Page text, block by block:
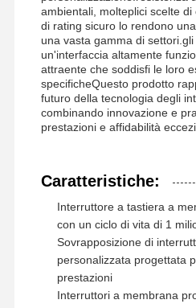
Commutatore di membrana
Commutatore di membrana
Commutatore di membrana di
Commutatore di membrana
Sovrapposizioni grafiche
Circuiti in PET
Pellicola di guida luminosa
ambientali, molteplici scelte
di rating sicuro lo rendono
una vasta gamma di
un'interfaccia altamente
attraente che soddisfi le loro
specificheQuesto prodotto
futuro della tecnologia degli
combinando innovazione e
prestazioni e affidabilità
Caratteristiche:
Interruttore a tastiera a
con un ciclo di vita di 1
Sovrapposizione di
personalizzata progettata
prestazioni
Interruttori a membrana